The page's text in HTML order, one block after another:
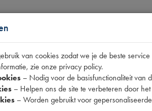
Citroën
DS 12/72-
DX961-23B
C031H | DX
[PW 4]
van cookies zodat we je de beste
zie onze privacy policy.
– Nodig voor de basisfunctionaliteit van
– Helpen ons de site te verbeteren door
– Worden gebruikt voor